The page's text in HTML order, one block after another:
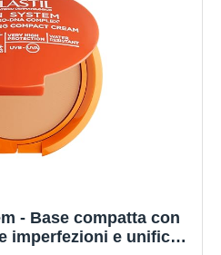
- Base compatta con
imperfezioni e unifica il